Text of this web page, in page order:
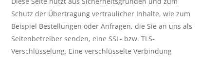
Schutz der Übertragung vertraulicher Inhalte, wie zum
Beispiel Bestellungen oder Anfragen, die Sie an uns als
Seitenbetreiber senden, eine SSL- bzw. TLS-
Verschlüsselung. Eine verschlüsselte Verbindung